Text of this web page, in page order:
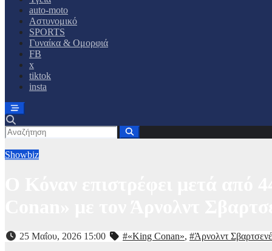
auto-moto
Αστυνομικό
SPORTS
Γυναίκα & Ομορφιά
FB
x
tiktok
insta
Showbiz
25 Μαΐου, 2026 15:00 #«King Conan», #Άρνολντ